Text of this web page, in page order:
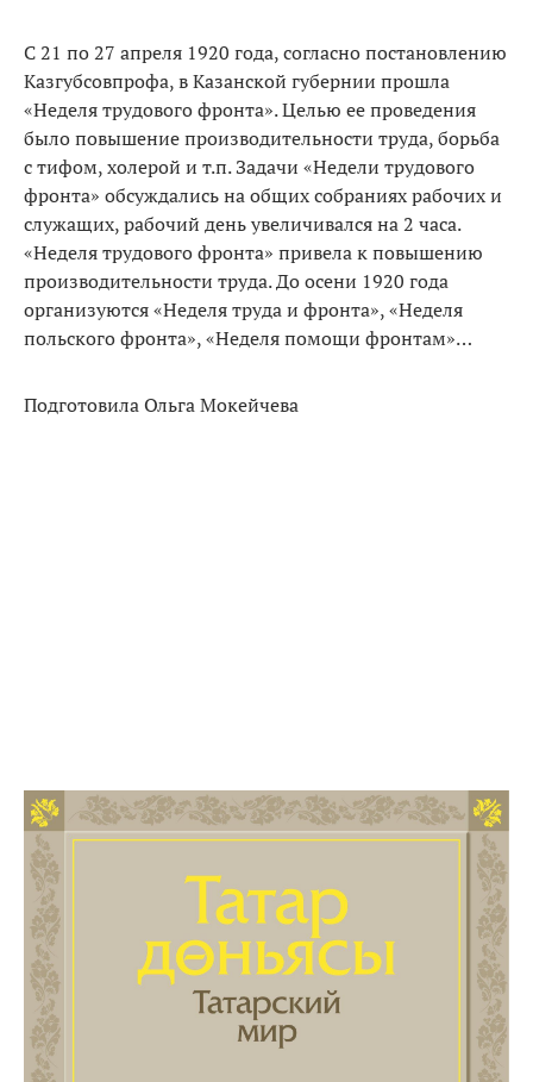
С 21 по 27 апреля 1920 года, согласно постановлению
Казгубсовпрофа, в Казанской губернии прошла
«Неделя трудового фронта». Целью ее проведения
было повышение производительности труда, борьба
с тифом, холерой и т.п. Задачи «Недели трудового
фронта» обсуждались на общих собраниях рабочих и
служащих, рабочий день увеличивался на 2 часа.
«Неделя трудового фронта» привела к повышению
производительности труда. До осени 1920 года
организуются «Неделя труда и фронта», «Неделя
польского фронта», «Неделя помощи фронтам»…
Подготовила Ольга Мокейчева